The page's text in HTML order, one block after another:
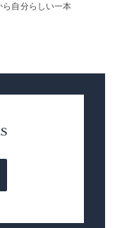
自分らしい一本